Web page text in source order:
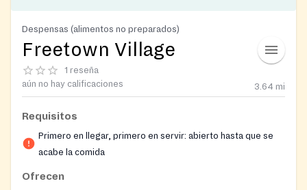
Despensas (alimentos no preparados)
Freetown Village
1 reseña
aún no hay calificaciones
3.64 mi
Requisitos
Primero en llegar, primero en servir: abierto hasta que se
acabe la comida
Ofrecen